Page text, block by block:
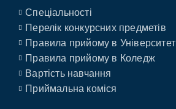
Спеціальності
Перелік конкурсних предметів
Правила прийому в Університет
Правила прийому в Коледж
Вартість навчання
Приймальна коміся